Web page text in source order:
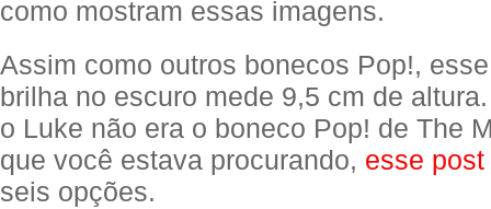
como mostram essas imagens.
Assim como outros bonecos Pop!,
brilha no escuro mede 9,5 cm de
o Luke não era o boneco Pop! de The
que você estava procurando, esse post
seis opções.